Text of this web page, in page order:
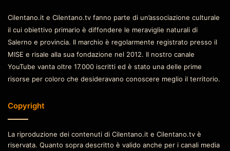
Cilentano.it e Cilentano.tv fanno parte di un’associazione culturale
il cui obiettivo primario è diffondere le meraviglie naturali di
Salerno e provincia. Il marchio è regolarmente registrato presso il
MISE e risale alla sua fondazione nel 2012. Il nostro canale
YouTube vanta oltre 17.000 iscritti ed è stato una delle prime
risorse per coloro che desideravano conoscere meglio il territorio.
Copyright
La riproduzione dei contenuti di Cilentano.it e Cilentano.tv è
riservata. Quanto sopra descritto è valido anche per i canali media